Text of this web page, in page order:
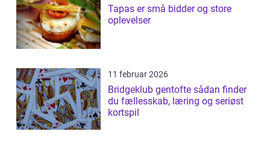
Tapas er små bidder og store
oplevelser
11 februar 2026
Bridgeklub gentofte sådan finder
du fællesskab, læring og seriøst
kortspil